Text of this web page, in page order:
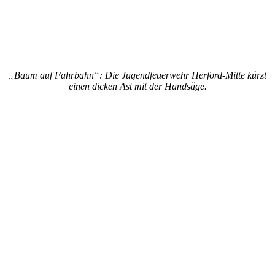
„Baum auf Fahrbahn“: Die Jugendfeuerwehr Herford-Mitte kürzt
einen dicken Ast mit der Handsäge.